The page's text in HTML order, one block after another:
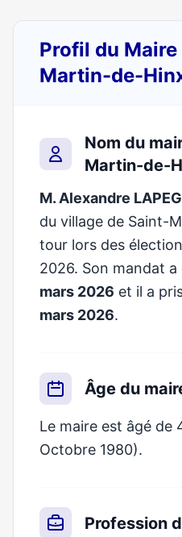
Profil du
Martin-de-
Nom du
Martin-de-
M. Alexandre
du village de Saint-
tour lors des
2026. Son mandat
mars 2026 et il a
mars 2026.
Âge du
Le maire est âgé de
Octobre 1980).
Profession